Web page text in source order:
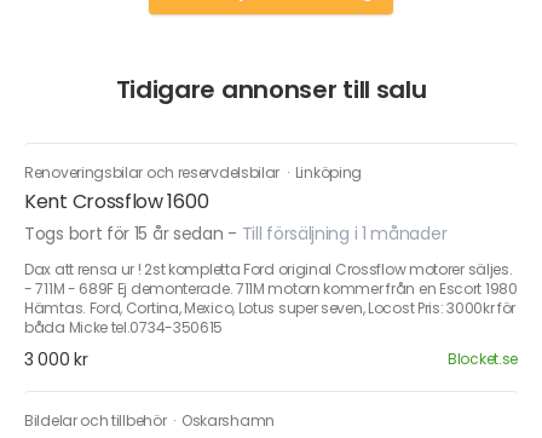
Tidigare annonser till salu
Renoveringsbilar och reservdelsbilar · Linköping
Kent Crossflow 1600
Togs bort för 15 år sedan - Till försäljning i 1 månader
Dax att rensa ur ! 2st kompletta Ford original Crossflow motorer säljes.
- 711M - 689F Ej demonterade. 711M motorn kommer från en Escort 1980
Hämtas. Ford, Cortina, Mexico, Lotus super seven, Locost Pris: 3000kr för
båda Micke tel.0734-350615
3 000 kr Blocket.se
Bildelar och tillbehör · Oskarshamn